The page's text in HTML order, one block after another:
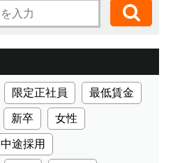
限定正社員 最低賃金
新卒 女性
中途採用